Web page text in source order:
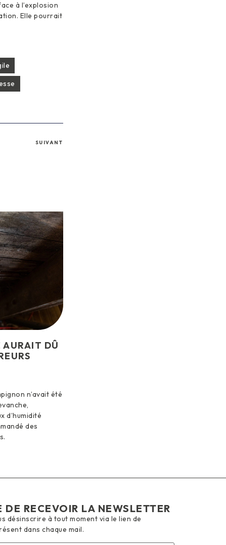
à l’explosion
Elle pourrait
SUIVANT
AURAIT DÛ
n’avait été
d’humidité
des
DE RECEVOIR LA NEWSLETTER
désinscrire à tout moment via le lien de
dans chaque mail.